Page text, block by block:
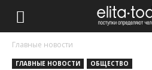
Главные новости
ГЛАВНЫЕ НОВОСТИ ОБЩЕСТВО